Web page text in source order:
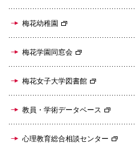
梅花幼稚園
梅花学園同窓会
梅花女子大学図書館
教員・学術データベース
心理教育総合相談センター